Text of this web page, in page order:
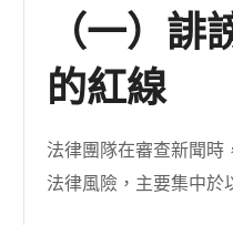
（一）
的紅線
法律團隊在審查新聞時
法律風險，主要集中於